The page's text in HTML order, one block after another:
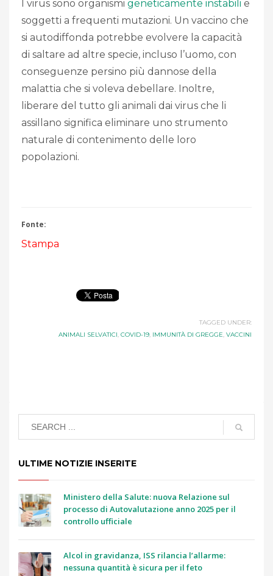
I virus sono organismi geneticamente instabili e
soggetti a frequenti mutazioni. Un vaccino che
si autodiffonda potrebbe evolvere la capacità
di saltare ad altre specie, incluso l’uomo, con
conseguenze persino più dannose della
malattia che si voleva debellare. Inoltre,
liberare del tutto gli animali dai virus che li
assillano significa eliminare uno strumento
naturale di contenimento delle loro
popolazioni.
Fonte:
Stampa
TAGGED UNDER:
ANIMALI SELVATICI, COVID-19, IMMUNITÀ DI GREGGE, VACCINI
ULTIME NOTIZIE INSERITE
Ministero della Salute: nuova Relazione sul
processo di Autovalutazione anno 2025 per il
controllo ufficiale
Alcol in gravidanza, ISS rilancia l’allarme:
nessuna quantità è sicura per il feto